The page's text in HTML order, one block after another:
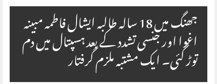
جھنگ میں 18 سالہ طالبہ ایشال فاطمہ مبینہ
اغوا اور جنسی تشدد کے بعد ہسپتال میں دم
توڑ گئی۔ ایک مشتبہ ملزم گرفتار